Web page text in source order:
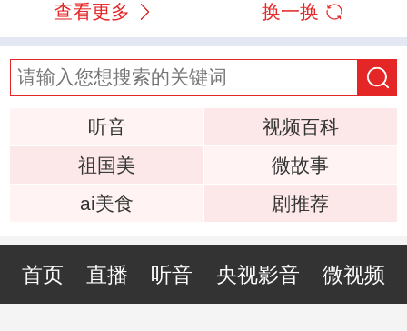
查看更多 换一换
听音
视频百科
祖国美
微故事
ai美食
剧推荐
首页 直播 听音 央视影音 微视频